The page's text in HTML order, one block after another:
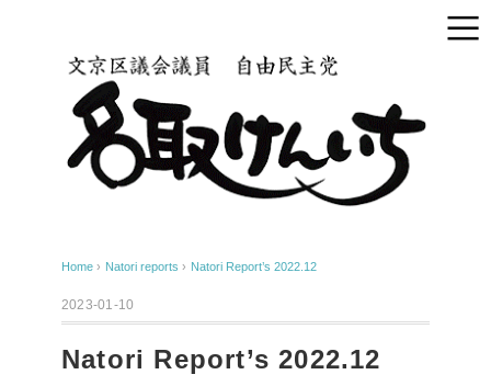
Home › Natori reports › Natori Report’s 2022.12
2023-01-10
Natori Report’s 2022.12